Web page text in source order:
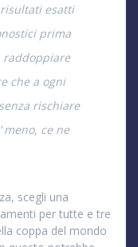
esatti
prima
raddoppiare
che a ogni
rischiare
meno, ce ne
scegli una
per tutte e tre
coppa del mondo